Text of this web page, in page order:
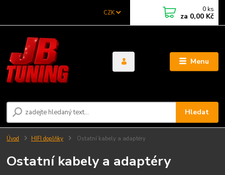
Menu
CZK
Hledat
0 ks
za 0,00 Kč
Úvod HIFI doplňky Ostatní kabely a adaptéry
Ostatní kabely a adaptéry